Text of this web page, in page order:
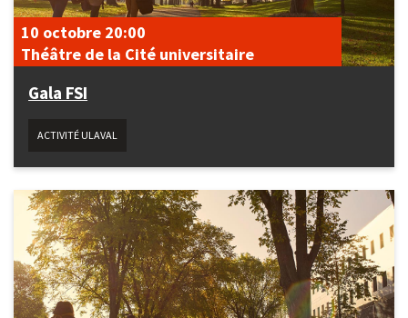
Gala FSI
10 octobre 20:00
Théâtre de la Cité universitaire
ACTIVITÉ ULAVAL